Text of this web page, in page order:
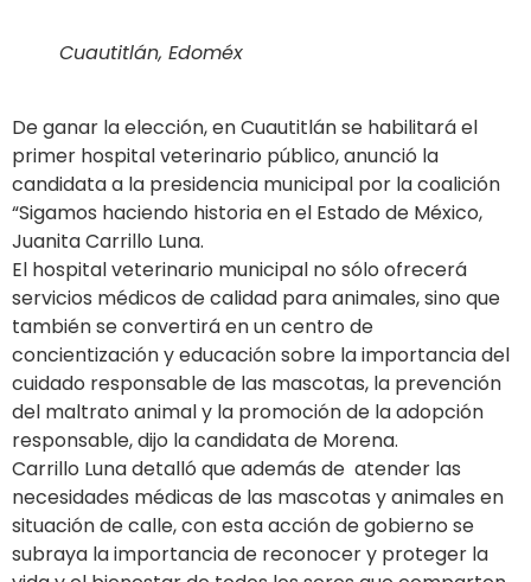
Cuautitlán, Edoméx
De ganar la elección, en Cuautitlán se habilitará el
primer hospital veterinario público, anunció la
candidata a la presidencia municipal por la coalición
“Sigamos haciendo historia en el Estado de México,
Juanita Carrillo Luna.
El hospital veterinario municipal no sólo ofrecerá
servicios médicos de calidad para animales, sino que
también se convertirá en un centro de
concientización y educación sobre la importancia del
cuidado responsable de las mascotas, la prevención
del maltrato animal y la promoción de la adopción
responsable, dijo la candidata de Morena.
Carrillo Luna detalló que además de atender las
necesidades médicas de las mascotas y animales en
situación de calle, con esta acción de gobierno se
subraya la importancia de reconocer y proteger la